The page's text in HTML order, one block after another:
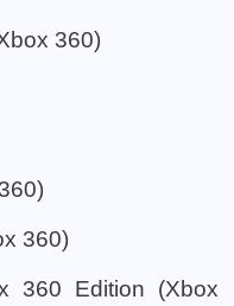
360)
360)
360 Edition (Xbox